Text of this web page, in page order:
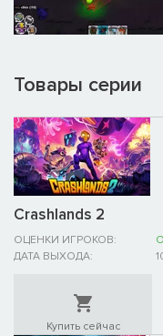
Товары серии
Crashlands 2
ОЦЕНКИ ИГРОКОВ:
ДАТА ВЫХОДА:
Купить сейчас